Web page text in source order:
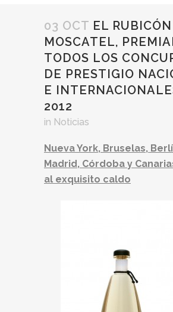
03 OCT EL RUBICÓN
MOSCATEL,
TODOS LOS
DE PRESTIGIO
E
2012
in Noticias
Nueva York, Bruselas,
Madrid, Córdoba y
al exquisito caldo